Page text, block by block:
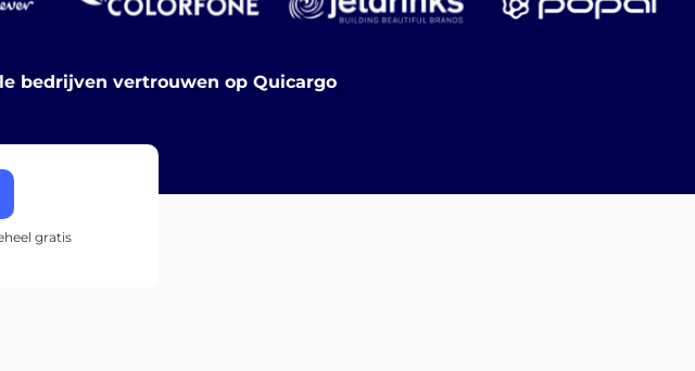
bedrijven vertrouwen op Quicargo
gratis